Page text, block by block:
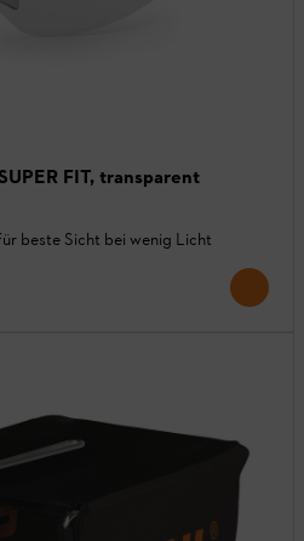
FIT, transparent
beste Sicht bei wenig Licht